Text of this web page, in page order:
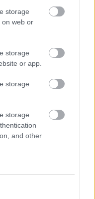
storage
on web or
storage
or app.
storage
storage
and other
hogy nem fogja
– Control freak
vagy csak a férjed